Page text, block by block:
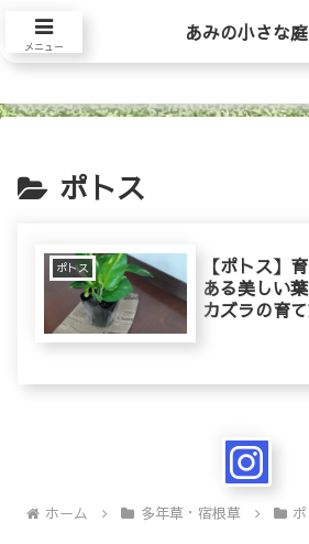
あみの小さな庭
ポトス
ポトス
【ポトス】
ある美しい
カズラの育
ホーム 多年草・宿根草
メニュー
あみの小さな庭